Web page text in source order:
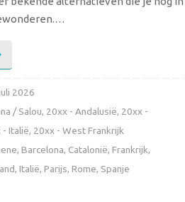
2026
/ Salou, 20xx - Andalusië, 20xx -
- Italië, 20xx - West Frankrijk
, Barcelona, Catalonië, Frankrijk,
, Italië, Parijs, Rome, Spanje